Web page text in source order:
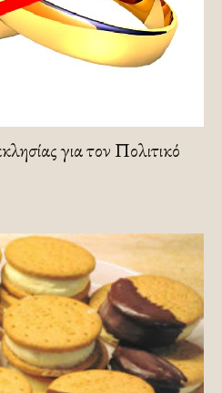
για τον Πολιτικό